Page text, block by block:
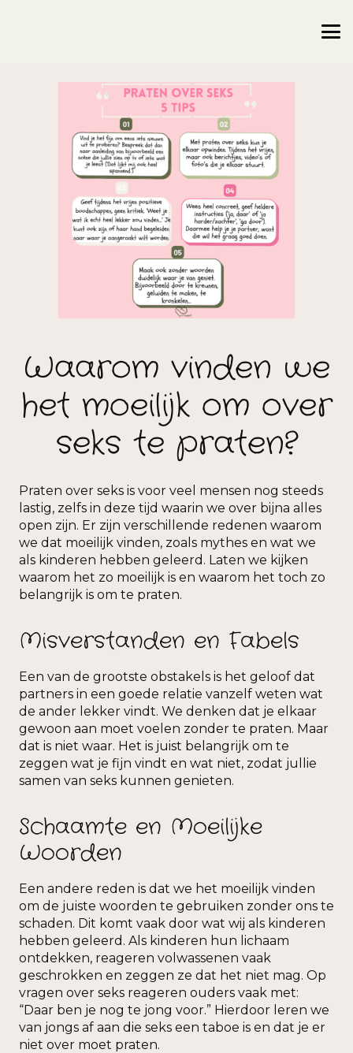
Waarom vinden we
het moeilijk om over
seks te praten?
Praten over seks is voor veel mensen nog steeds
lastig, zelfs in deze tijd waarin we over bijna alles
open zijn. Er zijn verschillende redenen waarom
we dat moeilijk vinden, zoals mythes en wat we
als kinderen hebben geleerd. Laten we kijken
waarom het zo moeilijk is en waarom het toch zo
belangrijk is om te praten.
Misverstanden en Fabels
Een van de grootste obstakels is het geloof dat
partners in een goede relatie vanzelf weten wat
de ander lekker vindt. We denken dat je elkaar
gewoon aan moet voelen zonder te praten. Maar
dat is niet waar. Het is juist belangrijk om te
zeggen wat je fijn vindt en wat niet, zodat jullie
samen van seks kunnen genieten.
Schaamte en Moeilijke
Woorden
Een andere reden is dat we het moeilijk vinden
om de juiste woorden te gebruiken zonder ons te
schaden. Dit komt vaak door wat wij als kinderen
hebben geleerd. Als kinderen hun lichaam
ontdekken, reageren volwassenen vaak
geschrokken en zeggen ze dat het niet mag. Op
vragen over seks reageren ouders vaak met:
“Daar ben je nog te jong voor.” Hierdoor leren we
van jongs af aan die seks een taboe is en dat je er
niet over moet praten.